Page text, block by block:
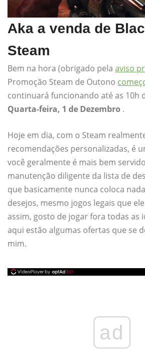
Aka a venda de
Steam
Bem na hora (obrigado pela aviso
Promoção Steam de Outono
continuará funcionando até as 10h
Quarta-feira, 1 de Dezembro .
Hoje em dia, com o Steam
recomendações personalizadas, é
você geralmente é mais bem
manutenção diligente da lista de
que basicamente nunca coloca
desejos, mesmo jogos legais que
assim, gosto de jogar fora todas as
aqui estão algumas ofertas que se
mim.
ad